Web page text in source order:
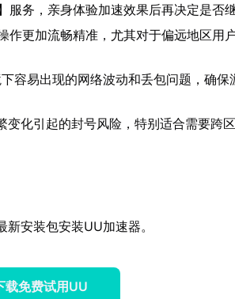
服务，亲身体验加速效果后再决定是否
作更加流畅精准，尤其对于偏远地区用
容易出现的网络波动和丢包问题，确保
变化引起的封号风险，特别适合需要跨
安装包安装UU加速器。
载免费试用UU